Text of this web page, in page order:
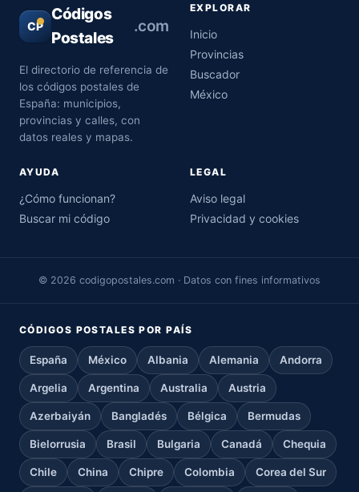
CP
Códigos
Postales
.com
El directorio de referencia de
los códigos postales de
España: municipios,
provincias y calles, con
datos reales y mapas.
EXPLORAR
Inicio
Provincias
Buscador
México
AYUDA
¿Cómo funcionan?
Buscar mi código
LEGAL
Aviso legal
Privacidad y cookies
© 2026 codigopostales.com · Datos con fines informativos
CÓDIGOS POSTALES POR PAÍS
España México Albania Alemania Andorra
Argelia Argentina Australia Austria
Azerbaiyán Bangladés Bélgica Bermudas
Bielorrusia Brasil Bulgaria Canadá Chequia
Chile China Chipre Colombia Corea del Sur